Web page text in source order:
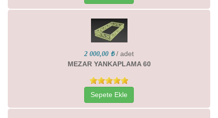
2 000,00 ₺ / adet
MEZAR YANKAPLAMA 60
Sepete Ekle